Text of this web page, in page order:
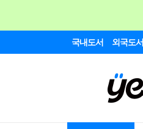
국내도서 외국도서